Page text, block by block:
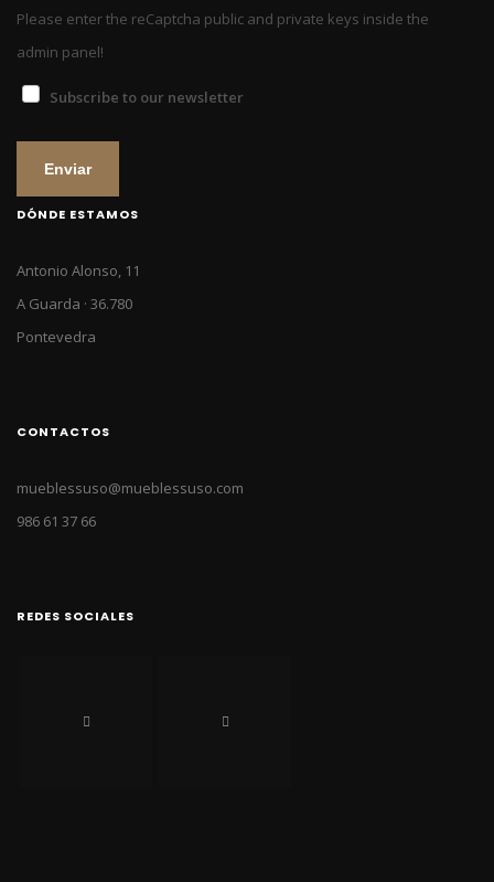
Please enter the reCaptcha public and private keys inside the
admin panel!
Subscribe to our newsletter
Enviar
DÓNDE ESTAMOS
Antonio Alonso, 11
A Guarda · 36.780
Pontevedra
CONTACTOS
mueblessuso@mueblessuso.com
986 61 37 66
REDES SOCIALES